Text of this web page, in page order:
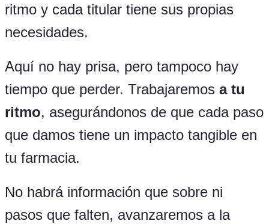
ritmo y cada titular tiene sus propias
necesidades.
Aquí no hay prisa, pero tampoco hay
tiempo que perder. Trabajaremos a tu
ritmo, asegurándonos de que cada paso
que damos tiene un impacto tangible en
tu farmacia.
No habrá información que sobre ni
pasos que falten, avanzaremos a la